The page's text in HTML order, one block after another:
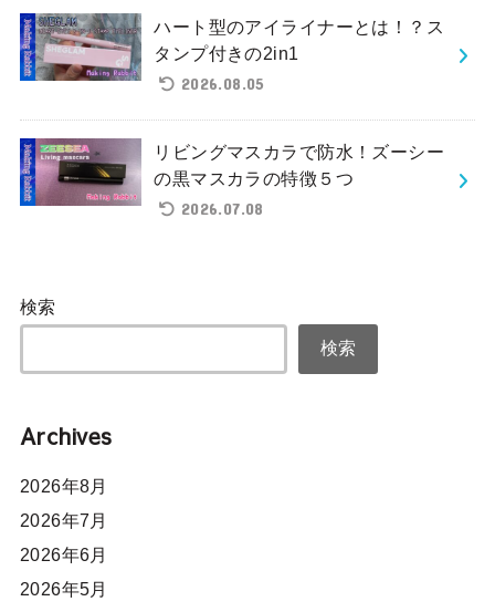
ハート型のアイライナーとは！？ス
タンプ付きの2in1
2026.08.05
リビングマスカラで防水！ズーシー
の黒マスカラの特徴５つ
2026.07.08
検索
検索
Archives
2026年8月
2026年7月
2026年6月
2026年5月